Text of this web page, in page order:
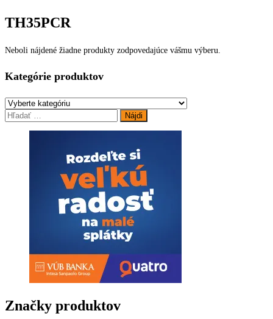
TH35PCR
Neboli nájdené žiadne produkty zodpovedajúce vášmu výberu.
Kategórie produktov
Hľadať:
Značky produktov